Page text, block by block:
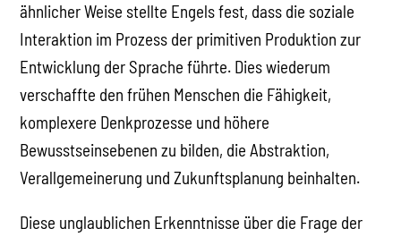
ähnlicher Weise stellte Engels fest, dass die soziale
Interaktion im Prozess der primitiven Produktion zur
Entwicklung der Sprache führte. Dies wiederum
verschaffte den frühen Menschen die Fähigkeit,
komplexere Denkprozesse und höhere
Bewusstseinsebenen zu bilden, die Abstraktion,
Verallgemeinerung und Zukunftsplanung beinhalten.
Diese unglaublichen Erkenntnisse über die Frage der